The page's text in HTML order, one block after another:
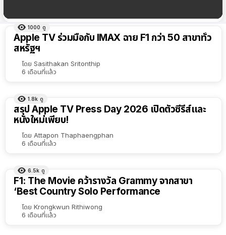
ผลลัพธ์
ทั้งหมด
เรียง
ตาม
เลือก
1000 ดู
Apple TV ร่วมมือกับ IMAX ฉาย F1 กว่า 50 สาขาทั่ว
สหรัฐฯ
โดย Sasithakan Sritonthip
6 เดือนที่แล้ว
1.8k ดู
สรุป Apple TV Press Day 2026 เปิดตัวซีรีส์และ
หนังใหม่เพียบ!
โดย Attapon Thaphaengphan
6 เดือนที่แล้ว
6.5k ดู
F1: The Movie คว้ารางวัล Grammy จากสาขา
‘Best Country Solo Performance
โดย Krongkwun Rithiwong
6 เดือนที่แล้ว